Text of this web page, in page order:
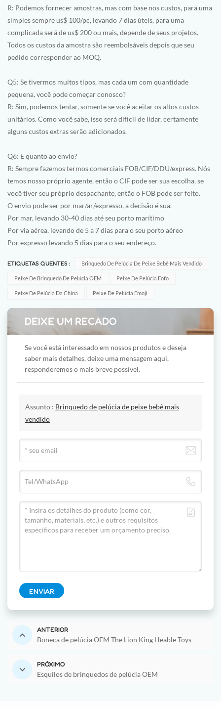
R: Podemos fornecer amostras, mas com base nos custos, para uma
simples sempre us$ 100/pc, levando 7 dias úteis, para uma
complicada será de us$ 200 ou mais, depende de seus projetos.
Todos os custos da amostra são reembolsáveis depois que seu
pedido corresponder ao MOQ.
Q5: Se tivermos muitos tipos, mas cada um com quantidade
pequena, você pode começar conosco?
R: Sim, podemos tentar, somente se você aceitar os altos custos
unitários. Como você sabe, isso será difícil de lidar, certamente
alguns custos extras serão adicionados.
Q6: E quanto ao envio?
R: Sempre fazemos termos comerciais FOB/CIF/DDU/express. Nós
temos nosso próprio agente, então o CIF pode ser sua escolha, se
você tiver seu próprio despachante, então o FOB pode ser feito.
O envio pode ser por mar/ar/expresso, a decisão é sua.
Por mar, levando 30-40 dias até seu porto marítimo
Por via aérea, levando de 5 a 7 dias para o seu porto aéreo
Por expresso levando 5 dias para o seu endereço.
ETIQUETAS QUENTES : Brinquedo De Pelúcia De Peixe Bebê Mais Vendido
Peixe De Brinquedo De Pelúcia OEM Peixe De Pelúcia Fofo
Peixe De Pelúcia Da China Peixe De Pelúcia Emoji
DEIXE UM RECADO
Se você está interessado em nossos produtos e deseja
saber mais detalhes, deixe uma mensagem aqui,
responderemos o mais breve possível.
Assunto : Brinquedo de pelúcia de peixe bebê mais
vendido
ENVIAR
ANTERIOR
Boneca de pelúcia OEM The Lion King Heable Toys
PRÓXIMO
Esquilos de brinquedos de pelúcia OEM